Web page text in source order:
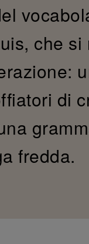
che
di
fredda.